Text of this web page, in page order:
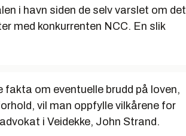
i havn siden de selv varslet om det
med konkurrenten NCC. En slik
om eventuelle brudd på loven,
vil man oppfylle vilkårene for
i Veidekke, John Strand.